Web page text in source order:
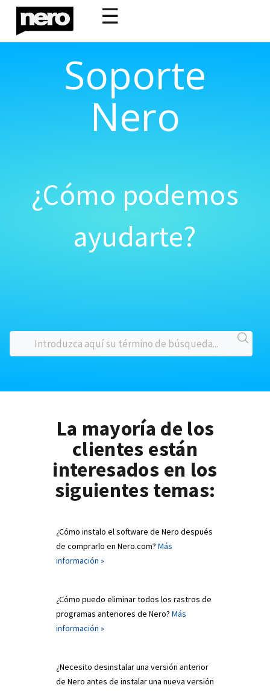
☰
Soporte
Nero
¿Cómo podemos
ayudarte?
La mayoría de los
clientes están
interesados en los
siguientes temas:
¿Cómo instalo el software de Nero después
de comprarlo en Nero.com? Más
información »
¿Cómo puedo eliminar todos los rastros de
programas anteriores de Nero? Más
información »
¿Necesito desinstalar una versión anterior
de Nero antes de instalar una nueva versión